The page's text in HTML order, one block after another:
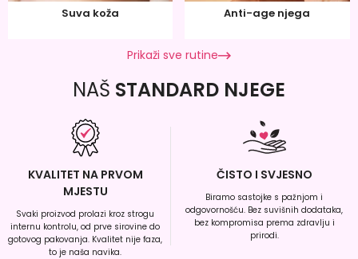
Suva koža Anti-age njega
Prikaži sve rutine
NAŠ STANDARD NJEGE
KVALITET NA PRVOM
MJESTU
Svaki proizvod prolazi kroz strogu
internu kontrolu, od prve sirovine do
gotovog pakovanja. Kvalitet nije faza,
to je naša navika.
ČISTO I SVJESNO
Biramo sastojke s pažnjom i
odgovornošću. Bez suvišnih dodataka,
bez kompromisa prema zdravlju i
prirodi.